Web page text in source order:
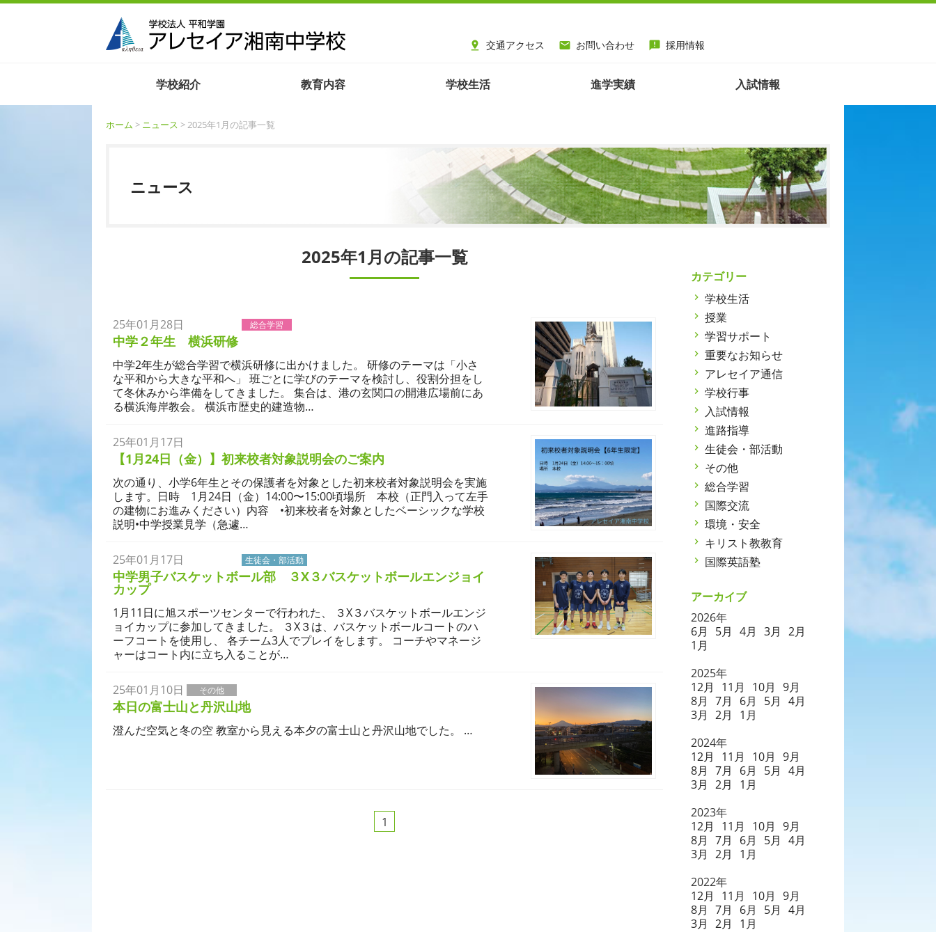
 交通アクセス  お問い合わせ announcement 採用情報
学校紹介 教育内容 学校生活 進学実績 入試情報
ホーム > ニュース > 2025年1月の記事一覧
ニュース
2025年1月の記事一覧
25年01月28日 総合学習
中学２年生 横浜研修
中学2年生が総合学習で横浜研修に出かけました。 研修のテーマは「小さ
な平和から大きな平和へ」 班ごとに学びのテーマを検討し、役割分担をし
て冬休みから準備をしてきました。 集合は、港の玄関口の開港広場前にあ
る横浜海岸教会。 横浜市歴史的建造物…
25年01月17日
【1月24日（金）】初来校者対象説明会のご案内
次の通り、小学6年生とその保護者を対象とした初来校者対象説明会を実施
します。日時 1月24日（金）14:00〜15:00頃場所 本校（正門入って左手
の建物にお進みください）内容 •初来校者を対象としたベーシックな学校
説明•中学授業見学（急遽…
25年01月17日 生徒会・部活動
中学男子バスケットボール部 ３X３バスケットボールエンジョイ
カップ
1月11日に旭スポーツセンターで行われた、 ３X３バスケットボールエンジ
ョイカップに参加してきました。 ３X３は、バスケットボールコートのハ
ーフコートを使用し、 各チーム3人でプレイをします。 コーチやマネージ
ャーはコート内に立ち入ることが…
25年01月10日 その他
本日の富士山と丹沢山地
澄んだ空気と冬の空 教室から見える本夕の富士山と丹沢山地でした。 …
1
カテゴリー
学校生活
授業
学習サポート
重要なお知らせ
アレセイア通信
学校行事
入試情報
進路指導
生徒会・部活動
その他
総合学習
国際交流
環境・安全
キリスト教教育
国際英語塾
アーカイブ
2026年
6月
5月 4月 3月 2月
1月
2025年
12月
11月 10月 9月
8月 7月 6月 5月 4月
3月 2月
1月
2024年
12月
11月 10月 9月
8月 7月 6月 5月 4月
3月 2月
1月
2023年
12月
11月 10月 9月
8月 7月 6月 5月 4月
3月 2月
1月
2022年
12月
11月 10月 9月
8月 7月 6月 5月 4月
3月 2月
1月